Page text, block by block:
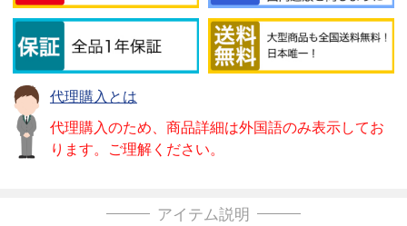
代理購入とは
代理購入のため、商品詳細は外国語のみ表示してお
ります。ご理解ください。
アイテム説明